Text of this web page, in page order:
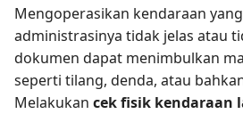
Mengoperasikan kendaraan
administrasinya tidak jelas atau
dokumen dapat menimbulkan
seperti tilang, denda, atau
Melakukan cek fisik kendaraan